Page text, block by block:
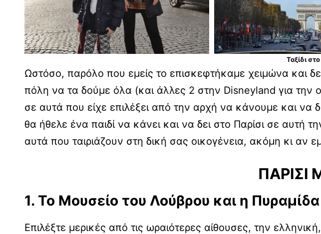
Ταξίδι
Ωστόσο, παρόλο που εμείς το επισκεφτήκαμε χειμώνα και
πόλη να τα δούμε όλα (και άλλες 2 στην Disneyland για την
σε αυτά που είχε επιλέξει από την αρχή να κάνουμε και να
θα ήθελε ένα παιδί να κάνει και να δει στο Παρίσι σε αυτή
αυτά που ταιριάζουν στη δική σας οικογένεια, ακόμη κι αν
ΠΑΡΙΣΙ
1. Το Μουσείο του Λούβρου και η
Επιλέξτε μερικές από τις ωραιότερες αίθουσες, την